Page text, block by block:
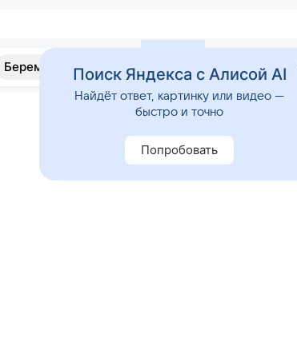
Беременность Развитие Почемучка
Поиск Яндекса с Алисой AI
Найдёт ответ, картинку или видео —
быстро и точно
Попробовать